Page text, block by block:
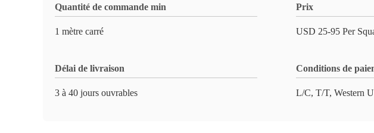
Quantité de commande min
1 mètre carré
Prix
USD 25-95 Per
Délai de livraison
3 à 40 jours ouvrables
Conditions de
L/C, T/T, Western